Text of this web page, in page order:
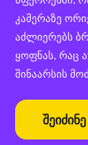
კამერაზე
აძლიერებს
ყოფნას, რაც
შინაარსის